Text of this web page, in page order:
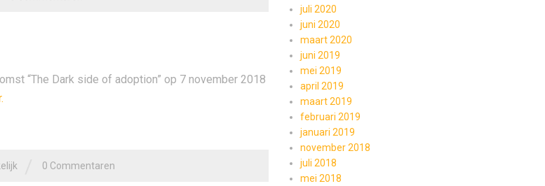
“The Dark side of adoption” op 7 november 2018
0 Commentaren
juli 2020
juni 2020
maart 2020
juni 2019
mei 2019
april 2019
maart 2019
februari 2019
januari 2019
november 2018
juli 2018
mei 2018